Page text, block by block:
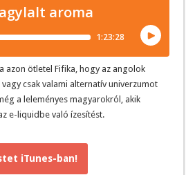
azon ötletel Fifika, hogy az angolok
csak valami alternatív univerzumot
a leleményes magyarokról, akik
e-liquidbe való ízesítést.
iTunes-ban!